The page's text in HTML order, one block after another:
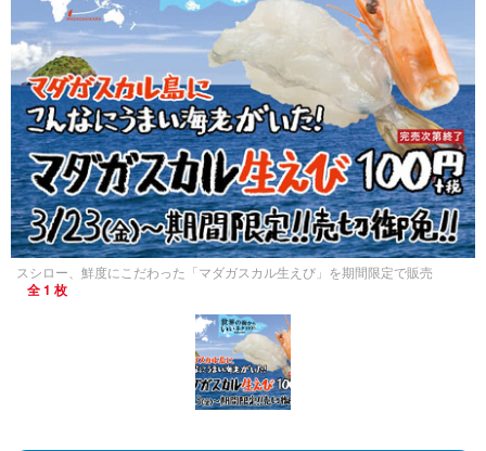
スシロー、鮮度にこだわった「マダガスカル生えび」を期間限定で販売
全 1 枚